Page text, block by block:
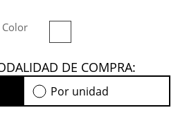
Color
DE COMPRA:
Por unidad